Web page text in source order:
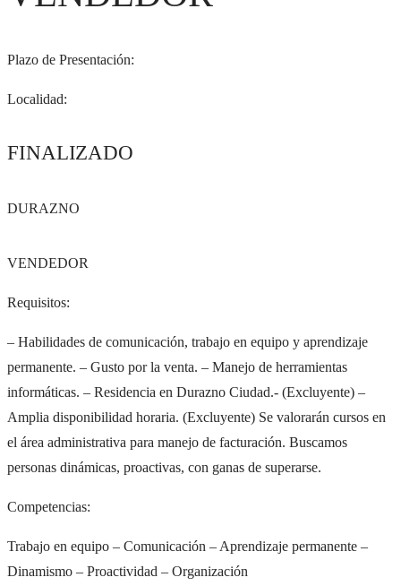
Plazo de Presentación:
Localidad:
FINALIZADO
DURAZNO
VENDEDOR
Requisitos:
– Habilidades de comunicación, trabajo en equipo y aprendizaje
permanente. – Gusto por la venta. – Manejo de herramientas
informáticas. – Residencia en Durazno Ciudad.- (Excluyente) –
Amplia disponibilidad horaria. (Excluyente) Se valorarán cursos en
el área administrativa para manejo de facturación. Buscamos
personas dinámicas, proactivas, con ganas de superarse.
Competencias:
Trabajo en equipo – Comunicación – Aprendizaje permanente –
Dinamismo – Proactividad – Organización